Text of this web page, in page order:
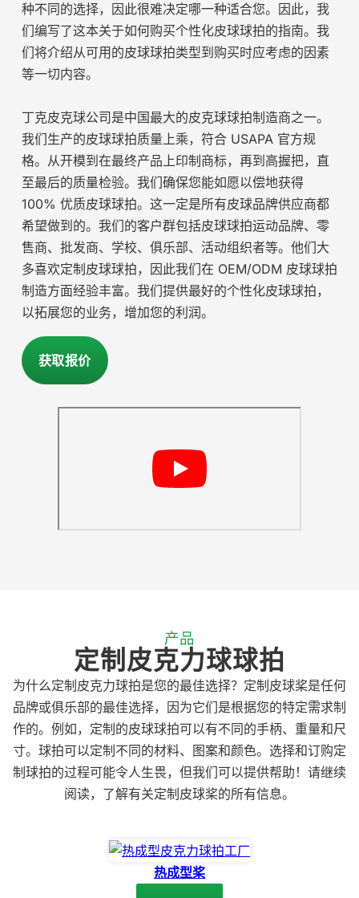
种不同的选择，因此很难决定哪一种适合您。因此，我
们编写了这本关于如何购买个性化皮球球拍的指南。我
们将介绍从可用的皮球球拍类型到购买时应考虑的因素
等一切内容。
丁克皮克球公司是中国最大的皮克球球拍制造商之一。
我们生产的皮球球拍质量上乘，符合 USAPA 官方规
格。从开模到在最终产品上印制商标，再到高握把，直
至最后的质量检验。我们确保您能如愿以偿地获得
100% 优质皮球球拍。这一定是所有皮球品牌供应商都
希望做到的。我们的客户群包括皮球球拍运动品牌、零
售商、批发商、学校、俱乐部、活动组织者等。他们大
多喜欢定制皮球球拍，因此我们在 OEM/ODM 皮球球拍
制造方面经验丰富。我们提供最好的个性化皮球球拍，
以拓展您的业务，增加您的利润。
获取报价
产品
定制皮克力球球拍
为什么定制皮克力球拍是您的最佳选择？定制皮球桨是任何
品牌或俱乐部的最佳选择，因为它们是根据您的特定需求制
作的。例如，定制的皮球球拍可以有不同的手柄、重量和尺
寸。球拍可以定制不同的材料、图案和颜色。选择和订购定
制球拍的过程可能令人生畏，但我们可以提供帮助！请继续
阅读，了解有关定制皮球桨的所有信息。
热成型桨